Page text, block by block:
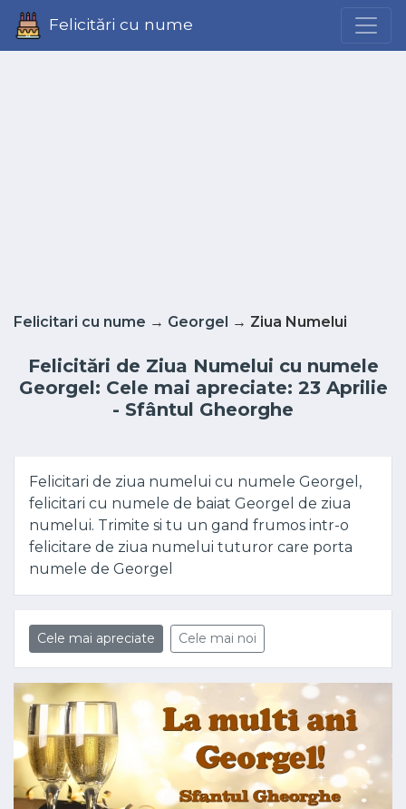
Felicitări cu nume
Felicitari cu nume → Georgel → Ziua Numelui
Felicitări de Ziua Numelui cu numele
Georgel: Cele mai apreciate: 23 Aprilie
- Sfântul Gheorghe
Felicitari de ziua numelui cu numele Georgel,
felicitari cu numele de baiat Georgel de ziua
numelui. Trimite si tu un gand frumos intr-o
felicitare de ziua numelui tuturor care porta
numele de Georgel
Cele mai apreciate Cele mai noi